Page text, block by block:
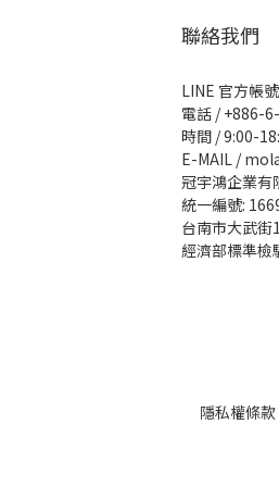
聯絡我們
LINE 官方帳
電話 / +886-
時間 / 9:00-
E-MAIL /
冠宇鴻企業有
統一編號:
台南市大武
經濟部標準檢
隱私權條款